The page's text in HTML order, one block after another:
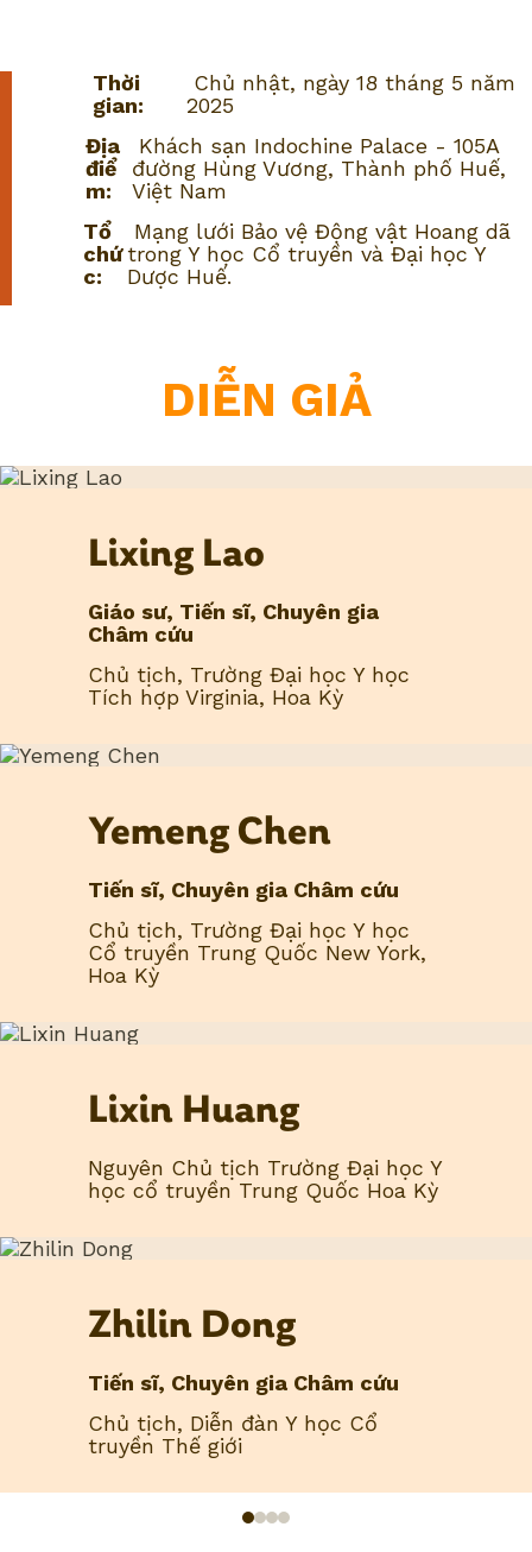
Thời
gian:
Chủ nhật, ngày 18 tháng 5 năm
2025
Địa
điể
m:
Khách sạn Indochine Palace - 105A
đường Hùng Vương, Thành phố Huế,
Việt Nam
Tổ
chứ
c:
Mạng lưới Bảo vệ Động vật Hoang dã
trong Y học Cổ truyền và Đại học Y
Dược Huế.
DIỄN GIẢ
Lixing Lao
Giáo sư, Tiến sĩ, Chuyên gia
Châm cứu
Chủ tịch, Trường Đại học Y học
Tích hợp Virginia, Hoa Kỳ
Yemeng Chen
Tiến sĩ, Chuyên gia Châm cứu
Chủ tịch, Trường Đại học Y học
Cổ truyền Trung Quốc New York,
Hoa Kỳ
Lixin Huang
Nguyên Chủ tịch Trường Đại học Y
học cổ truyền Trung Quốc Hoa Kỳ
Zhilin Dong
Tiến sĩ, Chuyên gia Châm cứu
Chủ tịch, Diễn đàn Y học Cổ
truyền Thế giới